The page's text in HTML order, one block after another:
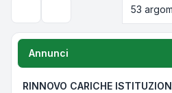
53
Annunci
RINNOVO CARICHE